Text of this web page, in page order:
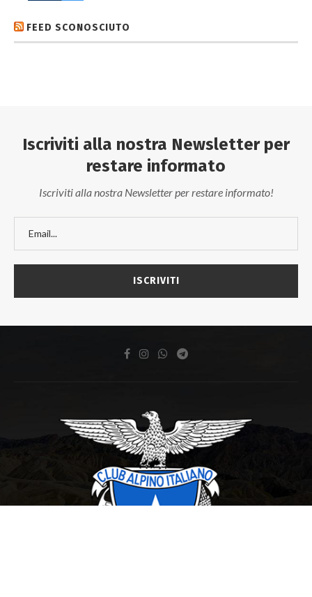
FEED SCONOSCIUTO
Iscriviti alla nostra Newsletter per
restare informato
Iscriviti alla nostra Newsletter per restare informato!